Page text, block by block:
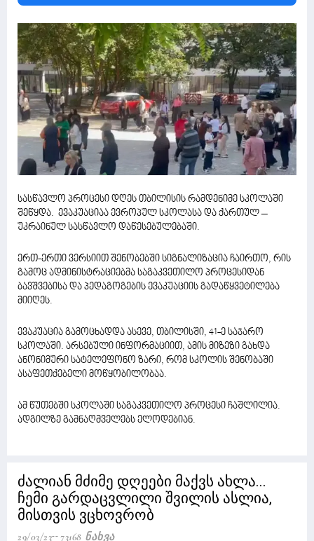
სასწავლო პროცესი დღეს თბილისის რამდენიმე სკოლაში
შეწყდა. ევაკუაციაა ევროპულ სკოლასა და ქართულ –
უკრაინულ სასწავლო დაწესებულებაში.
ერთ-ერთი ვერსიით შენობებში სიგნალიზაცია ჩაირთო, რის
გამოც ადმინისტრაციებმა საგაკვეთილო პროცესიდან
ბავშვებისა და პედაგოგების ევაკუაციის გადაწყვეტილება
მიიღეს.
ევაკუაცია გამოცხადდა ასევე, თბილისში, 41-ე საჯარო
სკოლაში. არსებული ინფორმაციით, ამის მიზეზი გახდა
ანონიმური სატელეფონო ზარი, რომ სკოლის შენობაში
ასაფეთქებელი მოწყობილობაა.
ამ წუთებში სკოლაში საგაკვეთილო პროცესი ჩაშლილია.
ადგილზე გამნაღმველებს ელოდებიან.
ძალიან მძიმე დღეები მაქვს ახლა...
ჩემი გარდაცვლილი შვილის ასლია,
მისთვის ვცხოვრობ
29/03/23 73168 Ნახვა